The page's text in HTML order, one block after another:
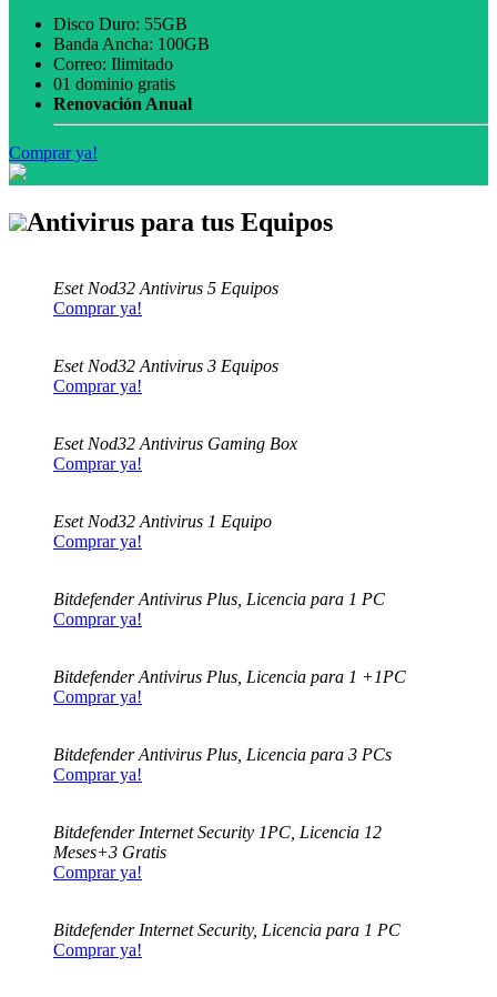
Disco Duro: 55GB
Banda Ancha: 100GB
Correo: Ilimitado
01 dominio gratis
Renovación Anual
Comprar ya!
Antivirus para tus Equipos
Eset Nod32 Antivirus 5 Equipos
Comprar ya!
Eset Nod32 Antivirus 3 Equipos
Comprar ya!
Eset Nod32 Antivirus Gaming Box
Comprar ya!
Eset Nod32 Antivirus 1 Equipo
Comprar ya!
Bitdefender Antivirus Plus, Licencia para 1 PC
Comprar ya!
Bitdefender Antivirus Plus, Licencia para 1 +1PC
Comprar ya!
Bitdefender Antivirus Plus, Licencia para 3 PCs
Comprar ya!
Bitdefender Internet Security 1PC, Licencia 12
Meses+3 Gratis
Comprar ya!
Bitdefender Internet Security, Licencia para 1 PC
Comprar ya!